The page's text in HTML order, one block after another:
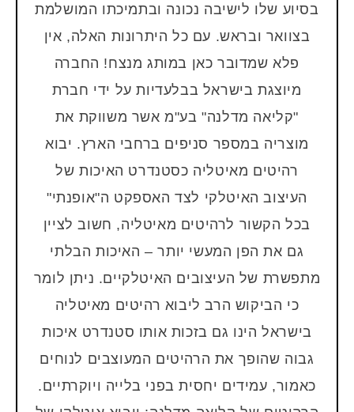
בסיוע שלו לישיבה נכונה ובתמיכתו המושלמת
בצוואר ובראש. עם כל היתרונות האלה, אין
פלא שמדובר כאן במותג מנצח! החברה
מיוצגת בישראל בבלעדיות על ידי חברת
"קליאה מדלנה" בע"מ אשר משווקת את
מוצריה במספר סניפים ברחבי הארץ. יבוא
רהיטים מאיטליה כסטנדרט האיכות של
העיצוב האיטלקי לצד האספקט ה"אופנתי"
בכל הקשור לרהיטים מאיטליה, חשוב לציין
גם את הפן המעשי יותר – האיכות הבלתי
מתפשרת של העיצובים האיטלקיים. ניתן לומר
כי הביקוש הרב ליבוא רהיטים מאיטליה
בישראל הינו גם בזכות אותו סטנדרט איכות
גבוה שהופך את הרהיטים המעוצבים לנוחים
כאמור, עמידים יחסית בפני בלייה ויוקרתיים.